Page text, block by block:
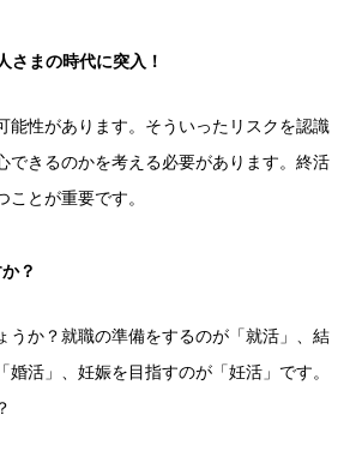
さまの時代に突入！
能性があります。そういったリスクを認識
できるのかを考える必要があります。終活
とが重要です。
？
うか？就職の準備をするのが「就活」、結
婚活」、妊娠を目指すのが「妊活」です。